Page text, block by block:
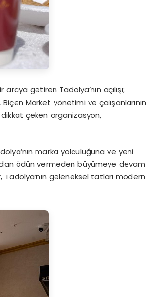
getiren Tadolya’nın açılışı;
Market yönetimi ve çalışanlarının
dikkat çeken organizasyon,
marka yolculuğuna ve yeni
ödün vermeden büyümeye devam
geleneksel tatları modern